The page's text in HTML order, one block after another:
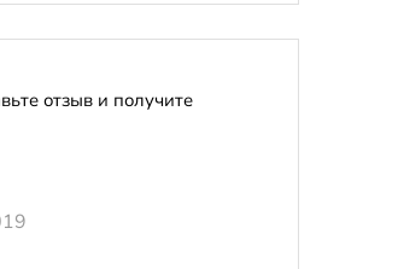
отзыв и получите